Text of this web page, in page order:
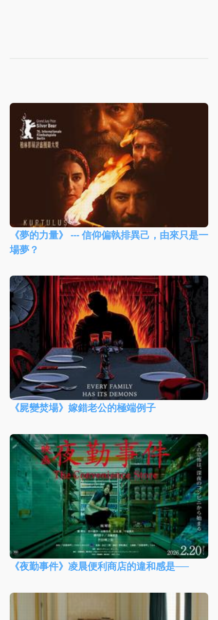
《夢的力量》 --- 信仰偏執排異己，由來只是一
場夢？
《屍變焚場》嫁錯老公的極端例子
《夜勤事件》凌晨便利商店的違和感是──